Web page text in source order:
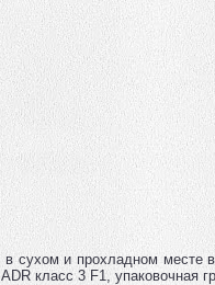
сухом и прохладном месте
класс 3 F1, упаковочная